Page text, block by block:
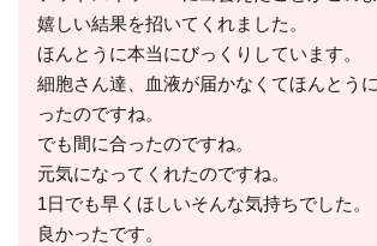
嬉しい結果を招いてくれました。
ほんとうに本当にびっくりしています。
細胞さん達、血液が届かなくてほんとう
ったのですね。
でも間に合ったのですね。
元気になってくれたのですね。
1日でも早くほしいそんな気持ちでした。
良かったです。